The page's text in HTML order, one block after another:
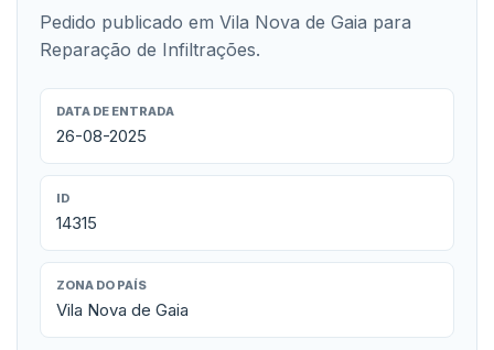
Pedido publicado em Vila Nova de Gaia para
Reparação de Infiltrações.
DATA DE ENTRADA
26-08-2025
ID
14315
ZONA DO PAÍS
Vila Nova de Gaia